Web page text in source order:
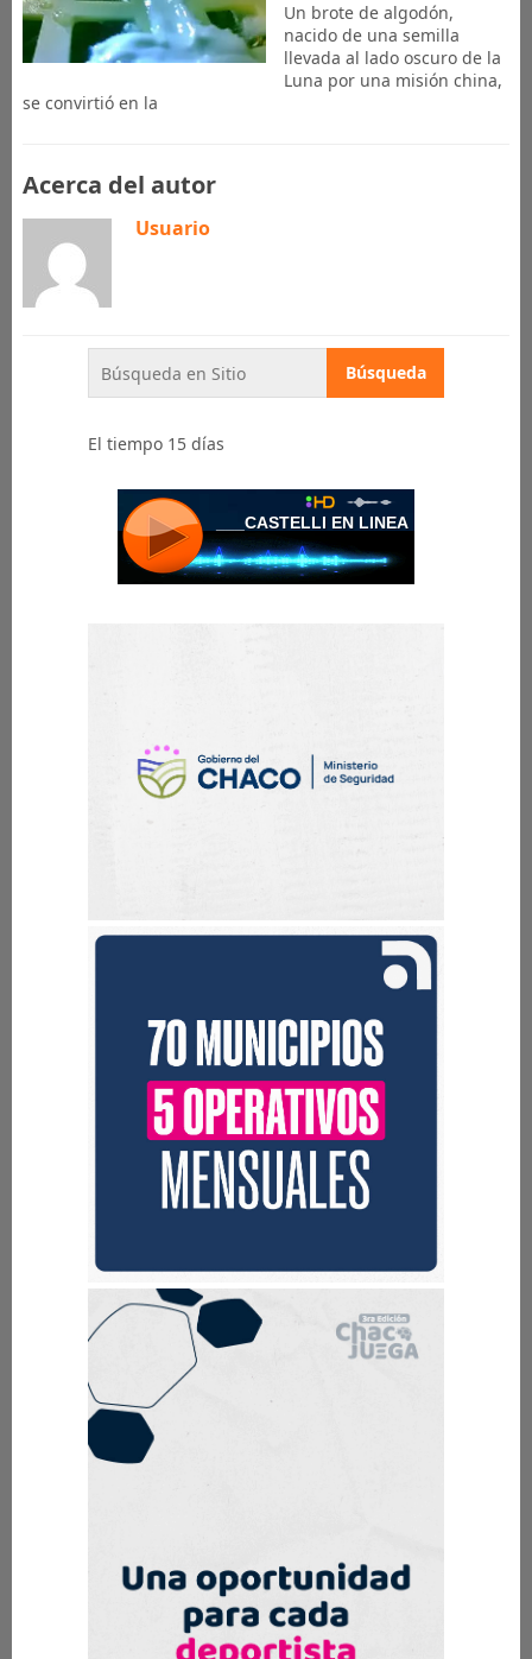
Un brote de algodón,
nacido de una semilla
llevada al lado oscuro de la
Luna por una misión china,
se convirtió en la
Acerca del autor
Usuario
El tiempo 15 días